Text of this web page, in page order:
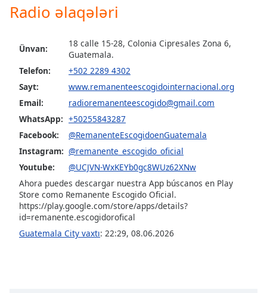
Beginning
dialog
Escape
close
window.
Color
Opacity
Radio əlaqələri
Ünvan:
18 calle 15-28, Colonia Cipresales Zona 6,
Guatemala.
Telefon:
+502 2289 4302
Sayt:
www.remanenteescogidointernacional.org
Email:
radioremanenteescogido@gmail.com
WhatsApp: +50255843287
Facebook:
@RemanenteEscogidoenGuatemala
Instagram: @remanente_escogido_oficial
Youtube:
@UCJVN-WxKEYb0gc8WUz62XNw
Ahora puedes descargar nuestra App búscanos en Play
Store como Remanente Escogido Oficial.
https://play.google.com/store/apps/details?
id=remanente.escogidorofical
Guatemala City vaxtı: 22:29, 08.06.2026